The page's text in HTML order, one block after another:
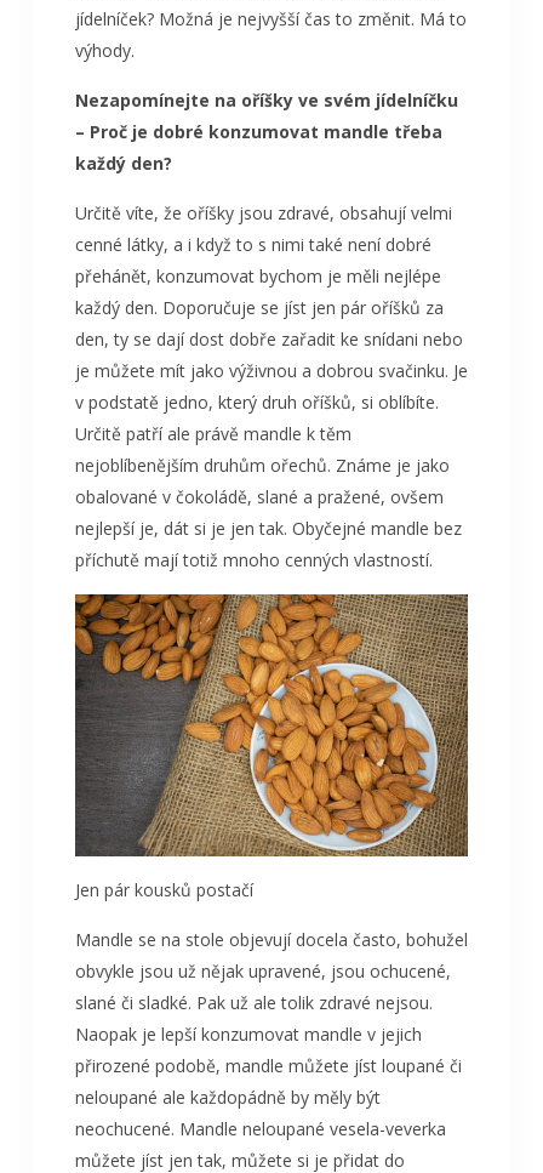
jídelníček? Možná je nejvyšší čas to změnit. Má to
výhody.
Nezapomínejte na oříšky ve svém jídelníčku
– Proč je dobré konzumovat mandle třeba
každý den?
Určitě víte, že oříšky jsou zdravé, obsahují velmi
cenné látky, a i když to s nimi také není dobré
přehánět, konzumovat bychom je měli nejlépe
každý den. Doporučuje se jíst jen pár oříšků za
den, ty se dají dost dobře zařadit ke snídani nebo
je můžete mít jako výživnou a dobrou svačinku. Je
v podstatě jedno, který druh oříšků, si oblíbíte.
Určitě patří ale právě mandle k těm
nejoblíbenějším druhům ořechů. Známe je jako
obalované v čokoládě, slané a pražené, ovšem
nejlepší je, dát si je jen tak. Obyčejné mandle bez
příchutě mají totiž mnoho cenných vlastností.
Jen pár kousků postačí
Mandle se na stole objevují docela často, bohužel
obvykle jsou už nějak upravené, jsou ochucené,
slané či sladké. Pak už ale tolik zdravé nejsou.
Naopak je lepší konzumovat mandle v jejich
přirozené podobě, mandle můžete jíst loupané či
neloupané ale každopádně by měly být
neochucené. Mandle neloupané vesela-veverka
můžete jíst jen tak, můžete si je přidat do